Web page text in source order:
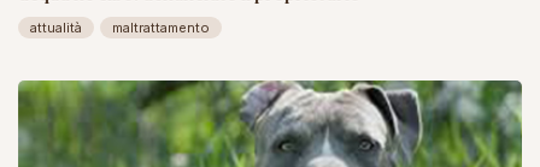
attualità maltrattamento